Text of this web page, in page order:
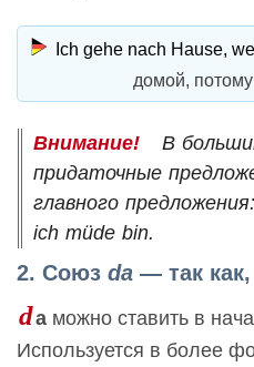
Ich gehe nach Hause,
домой, потому
В
придаточные
главного
ich müde bin.
2. Союз da — так
da можно ставить в
Используется в более